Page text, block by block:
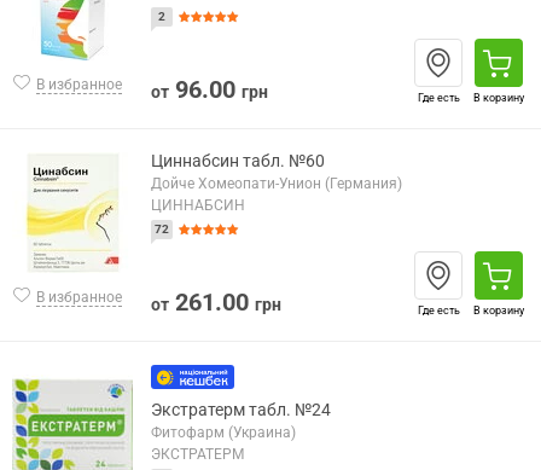
В избранное
2
от 96.00 грн Где есть В корзину
В избранное
Циннабсин табл. №60
Дойче Хомеопати-Унион (Германия)
ЦИННАБСИН
72
от 261.00 грн Где есть В корзину
Экстратерм табл. №24
Фитофарм (Украина)
ЭКСТРАТЕРМ